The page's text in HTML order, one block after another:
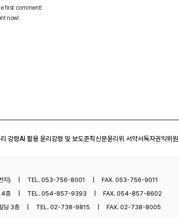
강령AI 활용 윤리강령 및 보도준칙신문윤리위 서약서독자권익위
지) TEL. 053-756-8001
FAX. 053-756-9011
4층 TEL. 054-857-9393
FAX. 054-857-8602
딩 3층 TEL. 02-738-9815 FAX. 02-738-8005